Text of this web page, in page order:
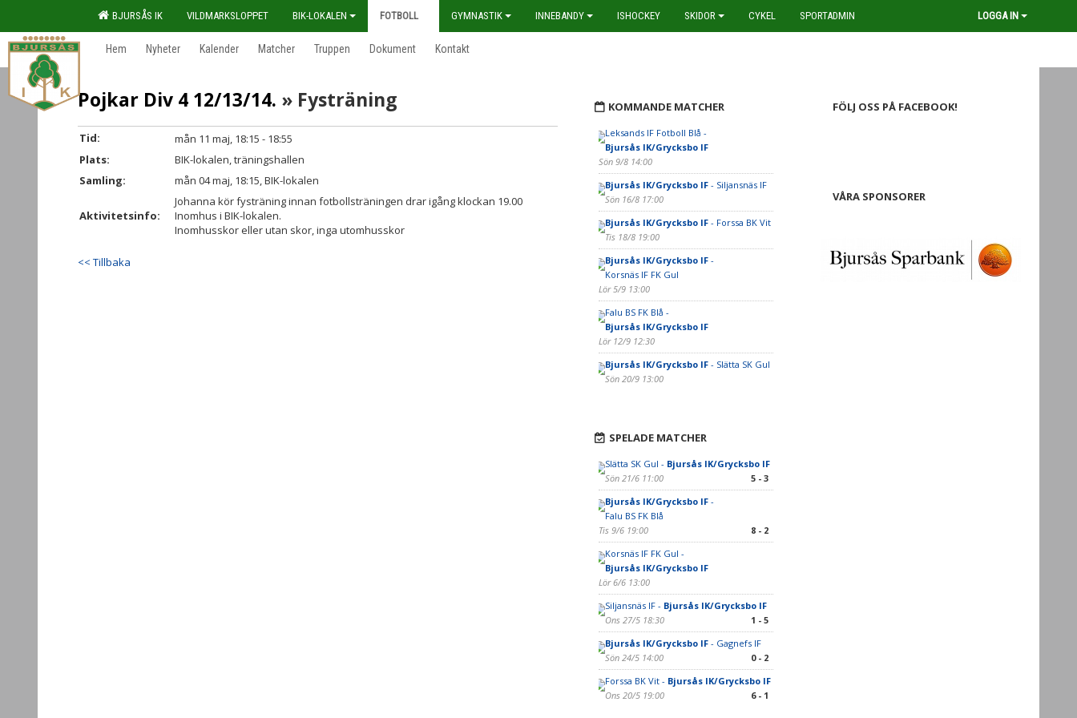
BJURSÅS IK VILDMARKSLOPPET BIK-LOKALEN FOTBOLL GYMNASTIK INNEBANDY ISHOCKEY SKIDOR CYKEL SPORTADMIN LOGGA IN
Hem Nyheter Kalender Matcher Truppen Dokument Kontakt
Pojkar Div 4 12/13/14. » Fysträning
Tid:
mån 11 maj, 18:15 - 18:55
Plats:
BIK-lokalen, träningshallen
Samling:
mån 04 maj, 18:15, BIK-lokalen
Aktivitetsinfo:
Johanna kör fysträning innan fotbollsträningen drar igång klockan 19.00
Inomhus i BIK-lokalen.
Inomhusskor eller utan skor, inga utomhusskor
<< Tillbaka
KOMMANDE MATCHER
Leksands IF Fotboll Blå -
Bjursås IK/Grycksbo IF
Sön 9/8 14:00
Bjursås IK/Grycksbo IF- Siljansnäs IF
Sön 16/8 17:00
Bjursås IK/Grycksbo IF- Forssa BK Vit
Tis 18/8 19:00
Bjursås IK/Grycksbo IF-
Korsnäs IF FK Gul
Lör 5/9 13:00
Falu BS FK Blå -
Bjursås IK/Grycksbo IF
Lör 12/9 12:30
Bjursås IK/Grycksbo IF- Slätta SK Gul
Sön 20/9 13:00
SPELADE MATCHER
Slätta SK Gul - Bjursås IK/Grycksbo IF
Sön 21/6 11:00
5 - 3
Bjursås IK/Grycksbo IF-
Falu BS FK Blå
Tis 9/6 19:00
8 - 2
Korsnäs IF FK Gul -
Bjursås IK/Grycksbo IF
Lör 6/6 13:00
Siljansnäs IF - Bjursås IK/Grycksbo IF
Ons 27/5 18:30
1 - 5
Bjursås IK/Grycksbo IF- Gagnefs IF
Sön 24/5 14:00
0 - 2
Forssa BK Vit - Bjursås IK/Grycksbo IF
Ons 20/5 19:00
6 - 1
FÖLJ OSS PÅ FACEBOOK!
VÅRA SPONSORER